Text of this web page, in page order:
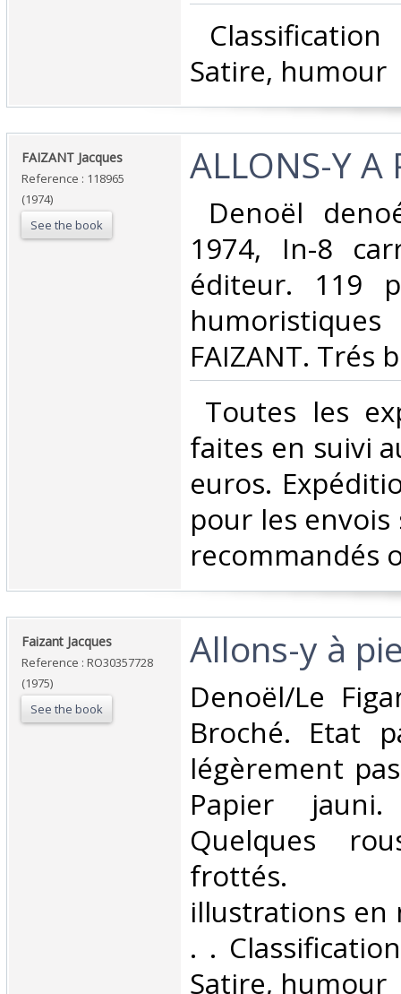
Satire, humour‎
‎FAIZANT Jacques‎
Reference : 118965
(1974)
See the book
‎ALLONS-Y A
Denoël
1974, In-8
éditeur. 119
FAIZANT. Trés
Toutes les
faites en suivi
euros.
pour les envois
recommandés
‎Faizant Jacques‎
Reference : RO30357728
(1975)
See the book
‎Allons-y à
‎Denoël/Le
Broché. Etat
légèrement
Papier
Quelques
frottés.
illustrations en
. .
Satire, humour‎